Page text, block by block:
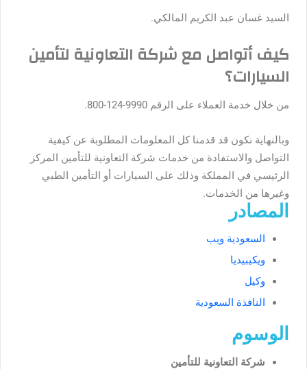
السيد غسان عبد الكريم المالكي.
كيف أتواصل مع شركة التعاونية لتأمين
السيارات؟
من خلال خدمة العملاء على الرقم 9990-124-800.
وبالنهاية نكون قد قدمنا كل المعلومات المطلوبة عن كيفية
التواصل والاستفادة من خدمات شركة التعاونية للتأمين المركز
الرئيسي في المملكة وذلك على السيارات أو التأمين الطبي
وغيرها من الخدمات.
المصادر
السعودية ويب
ويكيبيديا
وكيل
النافذة السعودية
الوسوم
شركة التعاونية للتأمين